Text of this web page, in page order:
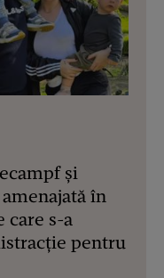
și
amenajată în
care s-a
pentru